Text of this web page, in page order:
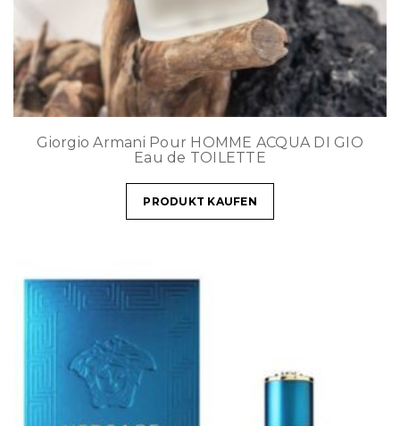
Giorgio Armani Pour HOMME ACQUA DI GIO
Eau de TOILETTE
PRODUKT KAUFEN